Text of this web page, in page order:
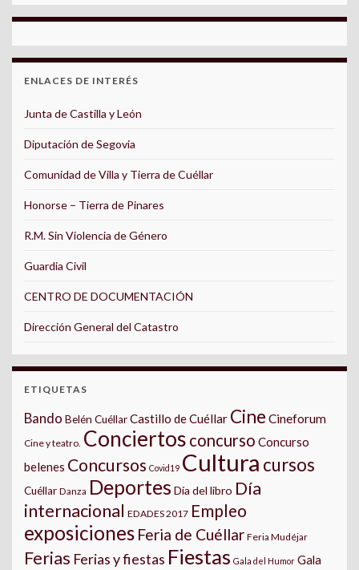
ENLACES DE INTERÉS
Junta de Castilla y León
Diputación de Segovia
Comunidad de Villa y Tierra de Cuéllar
Honorse – Tierra de Pinares
R.M. Sin Violencia de Género
Guardia Civil
CENTRO DE DOCUMENTACIÓN
Dirección General del Catastro
ETIQUETAS
Bando Belén CuéllarCastillo de Cuéllar Cine Cineforum
Cine y teatro. Conciertos concurso Concurso
belenes Concursos Covid19 Cultura cursos
Cuéllar Danza Deportes Día del libro Día
internacional EDADES 2017 Empleo
exposiciones Feria de Cuéllar Feria Mudéjar
Ferias Ferias y fiestas Fiestas Gala del Humor Gala